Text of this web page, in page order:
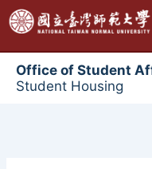
至
Office of Student
Student Housing